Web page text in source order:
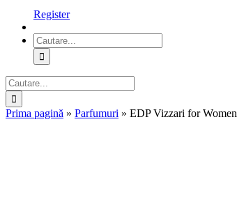
Register
Cautare...
Cautare...
Prima pagină » Parfumuri » EDP Vizzari for Women